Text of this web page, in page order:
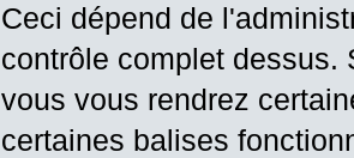
Ceci dépend de
contrôle complet dessus.
vous vous rendrez
certaines balises